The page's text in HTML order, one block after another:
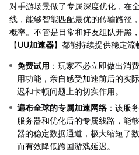
对手游场景做了专属深度优化，在
线，能够智能匹配最优的传输路径
概率。不管是日常和好友组队开黑
【UU加速器】都能持续提供稳定流
免费试用 ：玩家不必立即做出消
用功能，亲自感受加速前后的实
迟和卡顿问题上的切实作用。
遍布全球的专属加速网络 ：该服
服务器和优化后的专属线路，能
器的稳定数据通道，极大缩短了
而有效降低跨国游戏延迟。